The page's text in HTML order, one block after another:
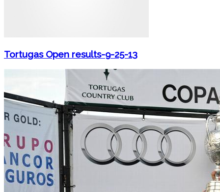
Tortugas Open results-9-25-13